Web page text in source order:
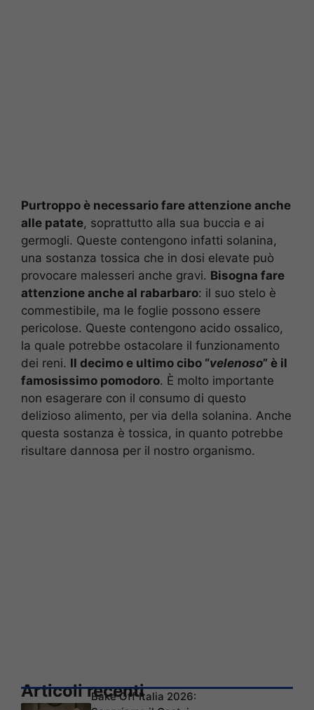
Purtroppo è necessario fare attenzione anche
alle patate, soprattutto alla sua buccia e ai
germogli. Queste contengono infatti solanina,
una sostanza tossica che in dosi elevate può
provocare malesseri anche gravi. Bisogna fare
attenzione anche al rabarbaro: il suo stelo è
commestibile, ma le foglie possono essere
pericolose. Queste contengono acido ossalico,
la quale potrebbe ostacolare il funzionamento
dei reni. Il decimo e ultimo cibo “velenoso” è il
famosissimo pomodoro. È molto importante
non esagerare con il consumo di questo
delizioso alimento, per via della solanina. Anche
questa sostanza è tossica, in quanto potrebbe
risultare dannosa per il nostro organismo.
Articoli recentiBake Off Italia 2026: